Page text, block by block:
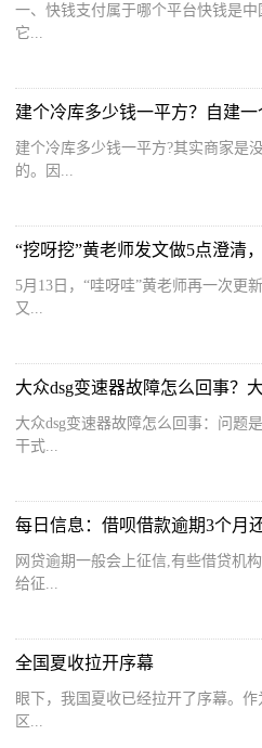
一、快钱支付属于哪个平台快钱是中
它...
建个冷库多少钱一平方？自建一
建个冷库多少钱一平方?其实商家是
的。因...
5月13日，“哇呀哇”黄老师再一次更
又...
大众dsg变速器故障怎么回事？
大众dsg变速器故障怎么回事：问题
干式...
每日信息：借呗借款逾期3个月
网贷逾期一般会上征信,有些借贷机
给征...
全国夏收拉开序幕
眼下，我国夏收已经拉开了序幕。
区...